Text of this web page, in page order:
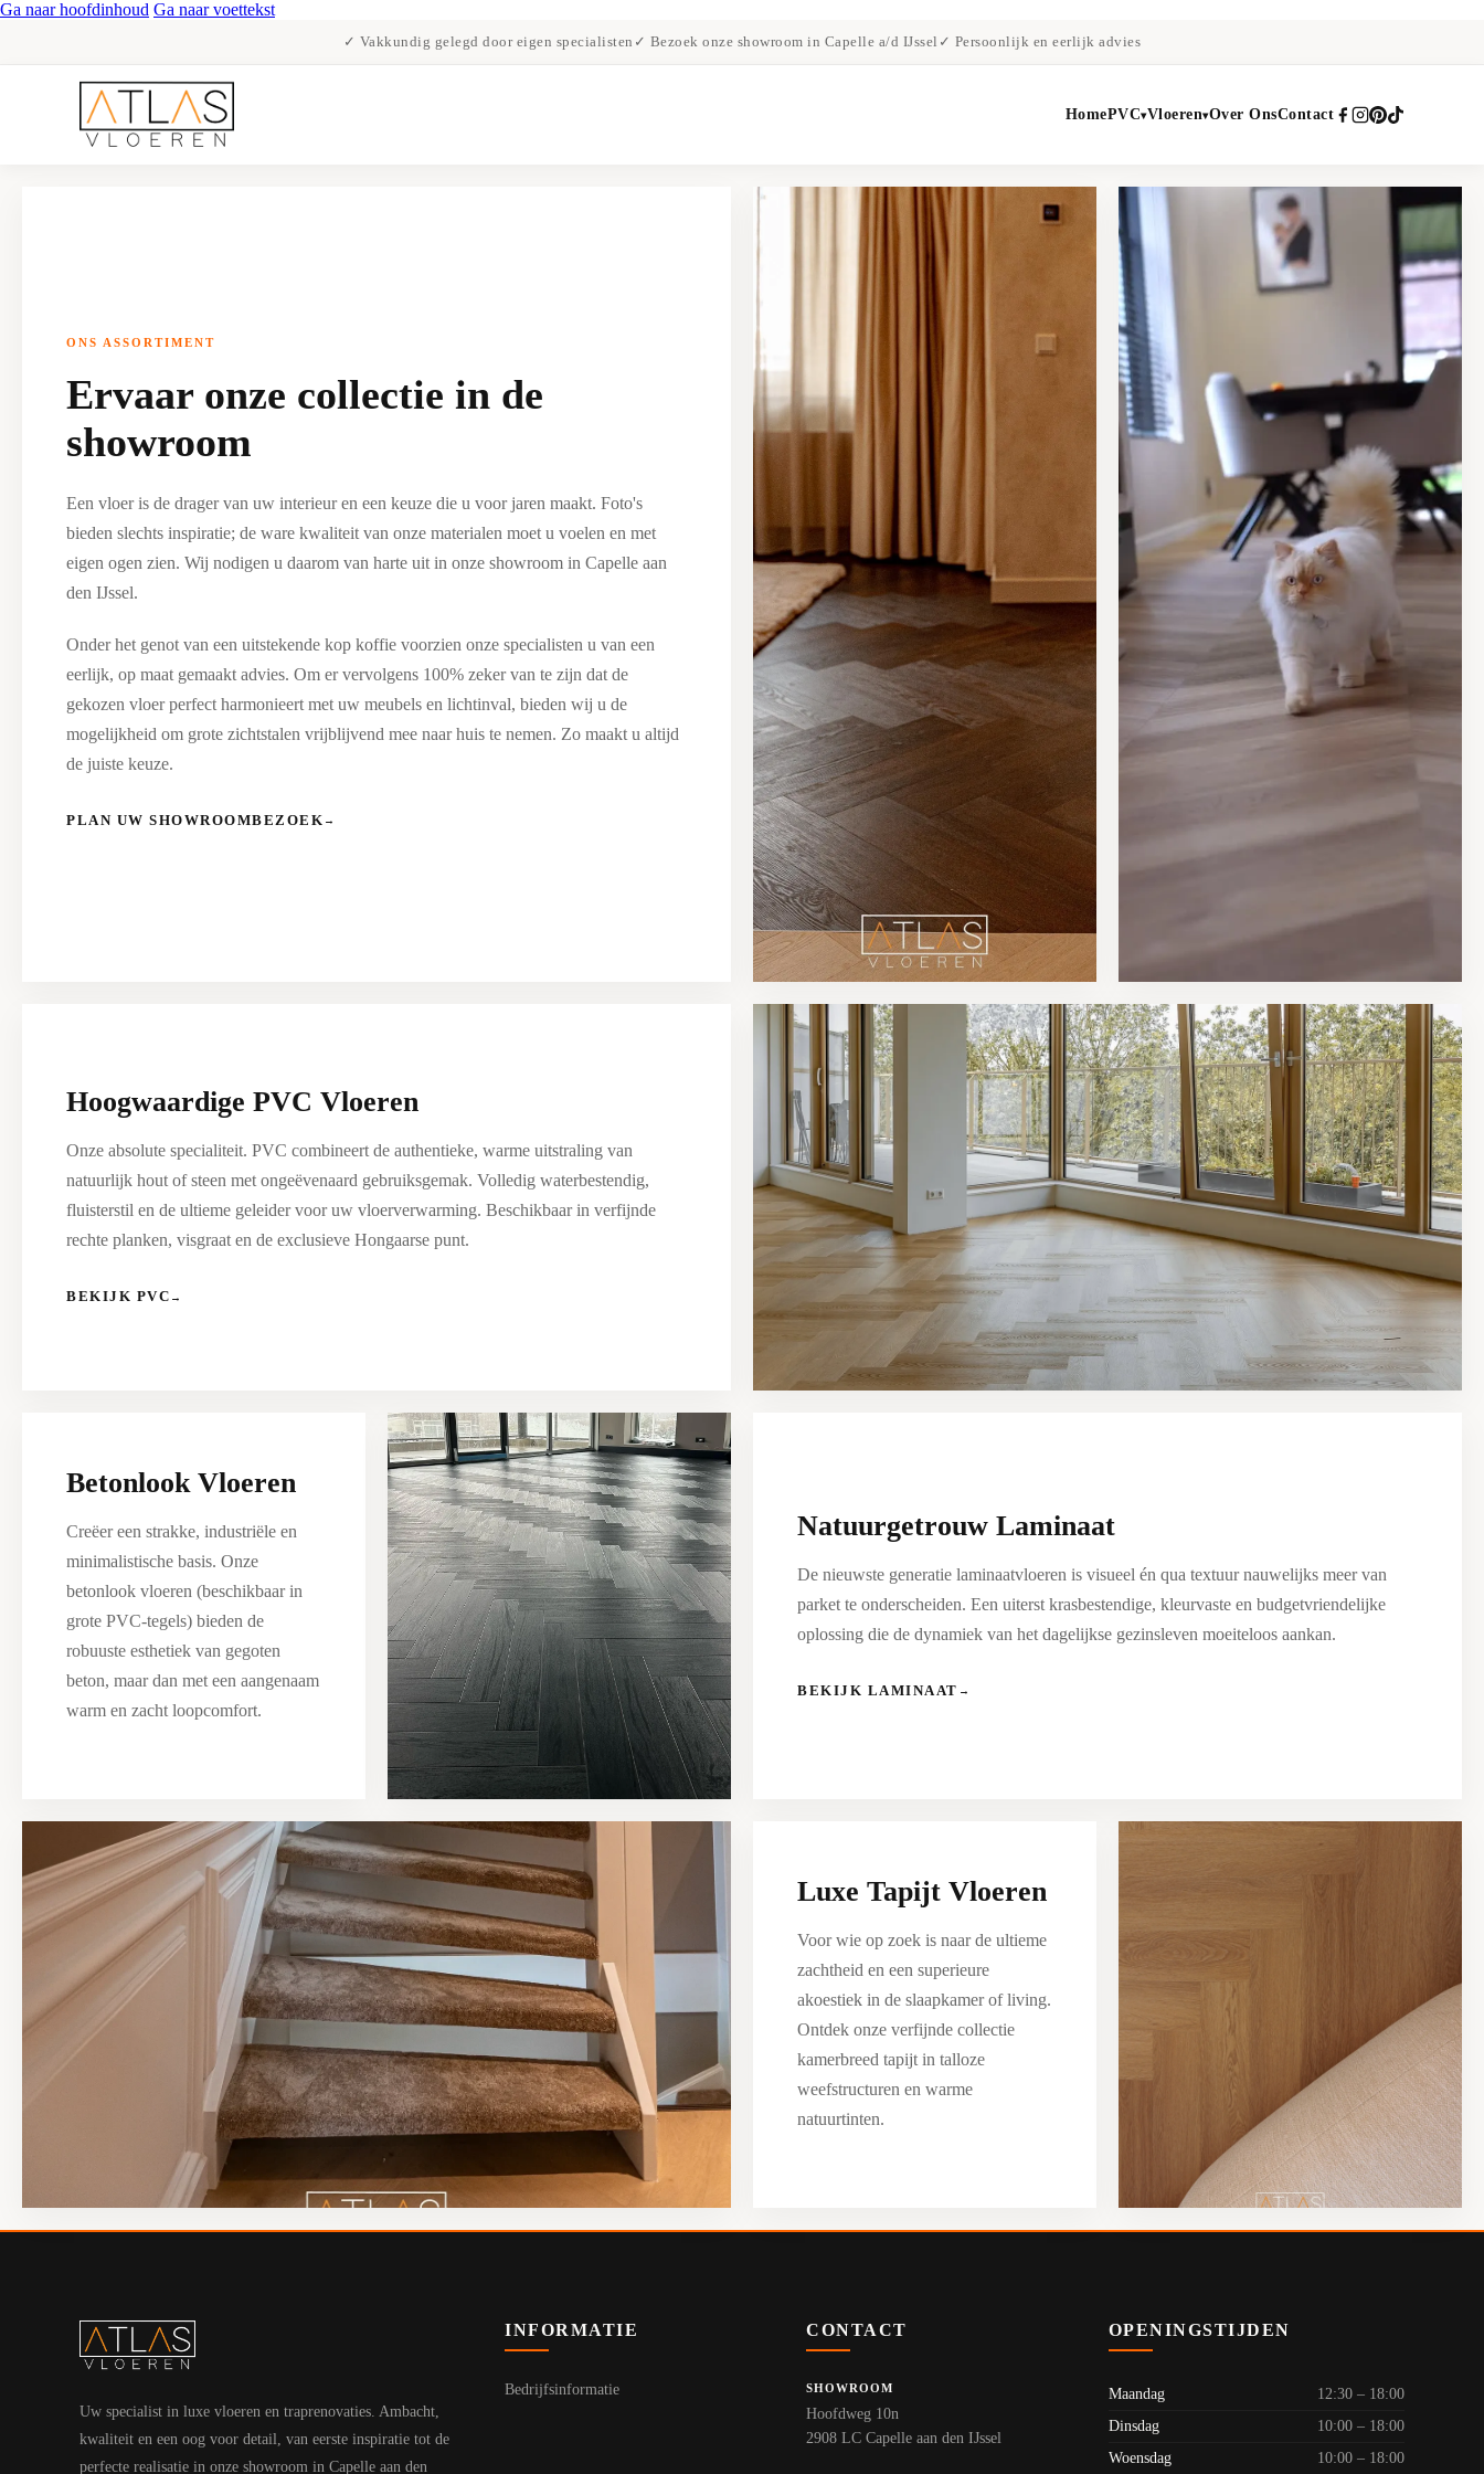
Ga naar hoofdinhoud Ga naar voettekst
✓ Vakkundig gelegd door eigen specialisten ✓ Bezoek onze showroom in Capelle a/d IJssel ✓ Persoonlijk en eerlijk advies
HomePVC▾Vloeren▾Over OnsContact
ONS ASSORTIMENT
Ervaar onze collectie in de
showroom
Een vloer is de drager van uw interieur en een keuze die u voor jaren maakt. Foto's
bieden slechts inspiratie; de ware kwaliteit van onze materialen moet u voelen en met
eigen ogen zien. Wij nodigen u daarom van harte uit in onze showroom in Capelle aan
den IJssel.
Onder het genot van een uitstekende kop koffie voorzien onze specialisten u van een
eerlijk, op maat gemaakt advies. Om er vervolgens 100% zeker van te zijn dat de
gekozen vloer perfect harmonieert met uw meubels en lichtinval, bieden wij u de
mogelijkheid om grote zichtstalen vrijblijvend mee naar huis te nemen. Zo maakt u altijd
de juiste keuze.
PLAN UW SHOWROOMBEZOEK →
Hoogwaardige PVC Vloeren
Onze absolute specialiteit. PVC combineert de authentieke, warme uitstraling van
natuurlijk hout of steen met ongeëvenaard gebruiksgemak. Volledig waterbestendig,
fluisterstil en de ultieme geleider voor uw vloerverwarming. Beschikbaar in verfijnde
rechte planken, visgraat en de exclusieve Hongaarse punt.
BEKIJK PVC →
Betonlook Vloeren
Creëer een strakke, industriële en
minimalistische basis. Onze
betonlook vloeren (beschikbaar in
grote PVC-tegels) bieden de
robuuste esthetiek van gegoten
beton, maar dan met een aangenaam
warm en zacht loopcomfort.
Natuurgetrouw Laminaat
De nieuwste generatie laminaatvloeren is visueel én qua textuur nauwelijks meer van
parket te onderscheiden. Een uiterst krasbestendige, kleurvaste en budgetvriendelijke
oplossing die de dynamiek van het dagelijkse gezinsleven moeiteloos aankan.
BEKIJK LAMINAAT →
Luxe Tapijt Vloeren
Voor wie op zoek is naar de ultieme
zachtheid en een superieure
akoestiek in de slaapkamer of living.
Ontdek onze verfijnde collectie
kamerbreed tapijt in talloze
weefstructuren en warme
natuurtinten.
Uw specialist in luxe vloeren en traprenovaties. Ambacht,
kwaliteit en een oog voor detail, van eerste inspiratie tot de
perfecte realisatie in onze showroom in Capelle aan den
INFORMATIE
Bedrijfsinformatie
CONTACT
SHOWROOM
Hoofdweg 10n
2908 LC Capelle aan den IJssel
OPENINGSTIJDEN
Maandag
12:30 – 18:00
Dinsdag
10:00 – 18:00
Woensdag
10:00 – 18:00